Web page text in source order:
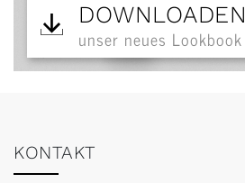
DOWNLOADEN
unser neues Lookbook
KONTAKT